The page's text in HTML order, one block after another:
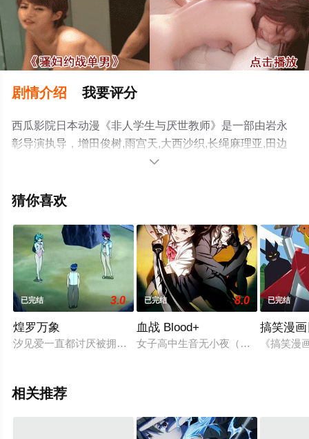
剧情介绍 我要评分
西瓜影院日本动漫《非人学生与厌世教师》是一部由岩永
彰导演执导，增田俊树,雨宫天,大西沙织,长绳麻理亚,田边
留依,沼仓爱美,福圆美里,上田丽奈,石川由依,堀江由衣,井上
漫，手机免费在线观看高清无删减完整版动漫全集就上策
情网等平台了解。

猜你喜欢
已完结 3.0
煌罗万象
汐见爱一直都讨厌被拥有煌罗极强的哥哥保护，在机缘巧合之
已完结 8.0
血战 Blood+
女子高中生音无小夜（喜多村英梨
已完结
搞笑漫
《搞笑漫
相关推荐